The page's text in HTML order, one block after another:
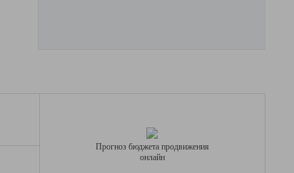
Прогноз бюджета продвижения
онлайн